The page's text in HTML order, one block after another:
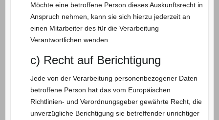
Möchte eine betroffene Person dieses Auskunftsrecht in
Anspruch nehmen, kann sie sich hierzu jederzeit an
einen Mitarbeiter des für die Verarbeitung
Verantwortlichen wenden.
c) Recht auf Berichtigung
Jede von der Verarbeitung personenbezogener Daten
betroffene Person hat das vom Europäischen
Richtlinien- und Verordnungsgeber gewährte Recht, die
unverzügliche Berichtigung sie betreffender unrichtiger